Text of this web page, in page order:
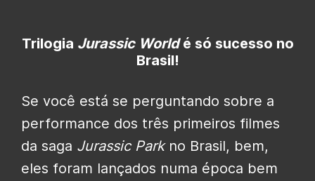
Trilogia Jurassic Worldé só sucesso no
Brasil!
Se você está se perguntando sobre a
performance dos três primeiros filmes
da saga Jurassic Parkno Brasil, bem,
eles foram lançados numa época bem